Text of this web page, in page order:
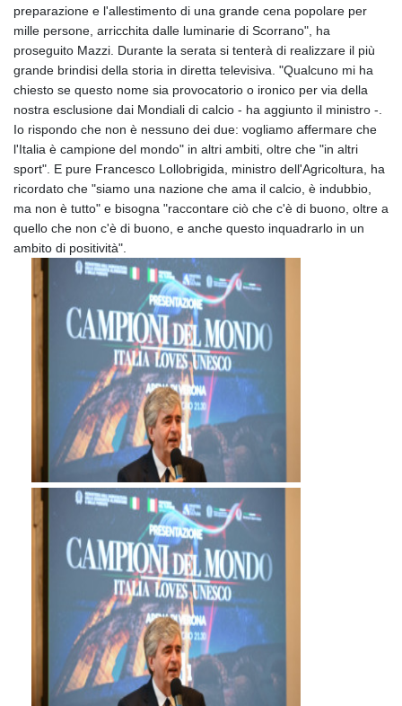
preparazione e l'allestimento di una grande cena popolare per
mille persone, arricchita dalle luminarie di Scorrano", ha
proseguito Mazzi. Durante la serata si tenterà di realizzare il più
grande brindisi della storia in diretta televisiva. "Qualcuno mi ha
chiesto se questo nome sia provocatorio o ironico per via della
nostra esclusione dai Mondiali di calcio - ha aggiunto il ministro -.
Io rispondo che non è nessuno dei due: vogliamo affermare che
l'Italia è campione del mondo" in altri ambiti, oltre che "in altri
sport". E pure Francesco Lollobrigida, ministro dell'Agricoltura, ha
ricordato che "siamo una nazione che ama il calcio, è indubbio,
ma non è tutto" e bisogna "raccontare ciò che c'è di buono, oltre a
quello che non c'è di buono, e anche questo inquadrarlo in un
ambito di positività".